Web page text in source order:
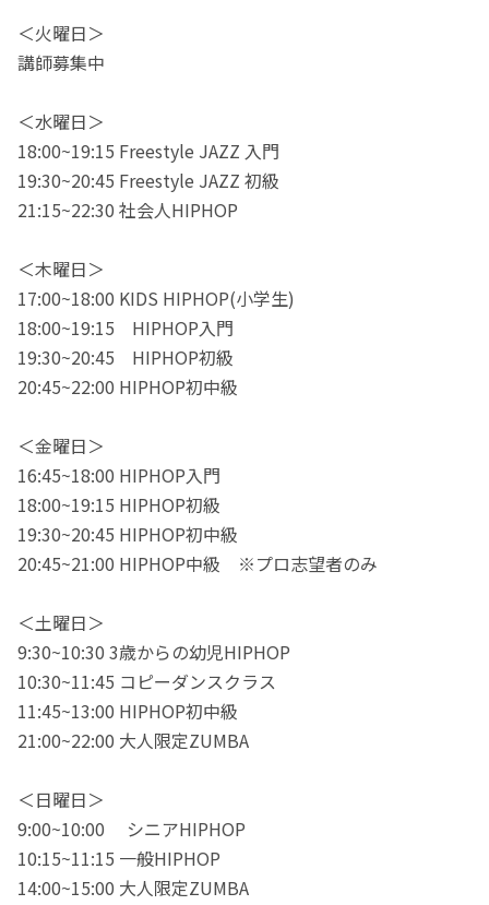
＜火曜日＞
講師募集中
＜水曜日＞
18:00~19:15 Freestyle JAZZ 入門
19:30~20:45 Freestyle JAZZ 初級
21:15~22:30 社会人HIPHOP
＜木曜日＞
17:00~18:00 KIDS HIPHOP(小学生)
18:00~19:15 HIPHOP入門
19:30~20:45 HIPHOP初級
20:45~22:00 HIPHOP初中級
＜金曜日＞
16:45~18:00 HIPHOP入門
18:00~19:15 HIPHOP初級
19:30~20:45 HIPHOP初中級
20:45~21:00 HIPHOP中級 ※プロ志望者のみ
＜土曜日＞
9:30~10:30 3歳からの幼児HIPHOP
10:30~11:45 コピーダンスクラス
11:45~13:00 HIPHOP初中級
21:00~22:00 大人限定ZUMBA
＜日曜日＞
9:00~10:00 シニアHIPHOP
10:15~11:15 一般HIPHOP
14:00~15:00 大人限定ZUMBA